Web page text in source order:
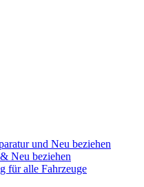
und Neu beziehen
Neu beziehen
für alle Fahrzeuge